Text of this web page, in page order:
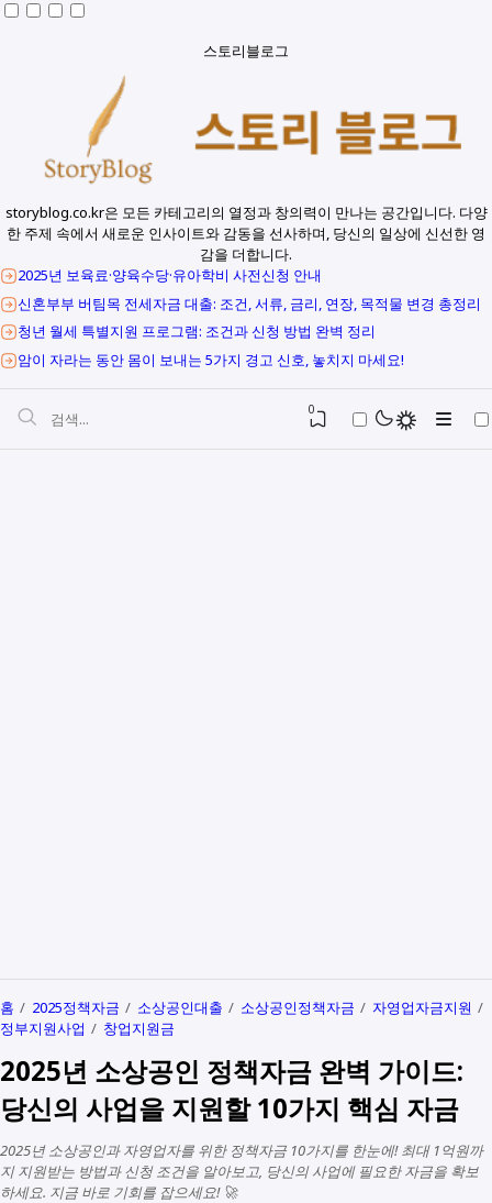
스토리블로그
storyblog.co.kr은 모든 카테고리의 열정과 창의력이 만나는 공간입니다. 다양
한 주제 속에서 새로운 인사이트와 감동을 선사하며, 당신의 일상에 신선한 영
감을 더합니다.
2025년 보육료·양육수당·유아학비 사전신청 안내
신혼부부 버팀목 전세자금 대출: 조건, 서류, 금리, 연장, 목적물 변경 총정리
청년 월세 특별지원 프로그램: 조건과 신청 방법 완벽 정리
암이 자라는 동안 몸이 보내는 5가지 경고 신호, 놓치지 마세요!
0
홈 2025정책자금 소상공인대출 소상공인정책자금
자영업자금지원
정부지원사업
창업지원금
2025년 소상공인 정책자금 완벽 가이드:
당신의 사업을 지원할 10가지 핵심 자금
2025년 소상공인과 자영업자를 위한 정책자금 10가지를 한눈에! 최대 1억원까
지 지원받는 방법과 신청 조건을 알아보고, 당신의 사업에 필요한 자금을 확보
하세요. 지금 바로 기회를 잡으세요! 🚀